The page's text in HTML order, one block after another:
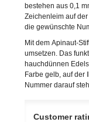
bestehen aus 0,1
Zeichenleim auf
die gewünschte
Mit dem Apinaut-
umsetzen. Das
hauchdünnen
Farbe gelb, auf der
Nummer darauf
Customer